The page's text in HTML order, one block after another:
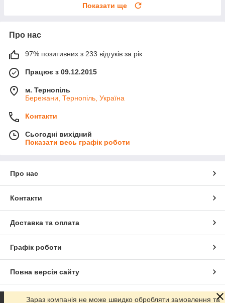
Показати ще
Про нас
97% позитивних з 233 відгуків за рік
Працює з 09.12.2015
м. Тернопіль
Бережани, Тернопіль, Україна
Контакти
Сьогодні вихідний
Показати весь графік роботи
Про нас
Контакти
Доставка та оплата
Графік роботи
Повна версія сайту
Сайт створено на маркетплейсі Prom.ua
Зараз компанія не може швидко обробляти замовлення та